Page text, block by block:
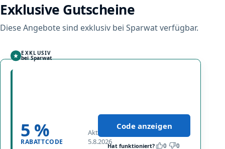
Exklusive Gutscheine
Diese Angebote sind exklusiv bei Sparwat verfügbar.
EXKLUSIV
bei Sparwat
5 %
RABATTCODE
o
r
zahlen
bei
Aktualisiert
5.8.2026
Code anzeigen
Hat funktioniert? 0 0